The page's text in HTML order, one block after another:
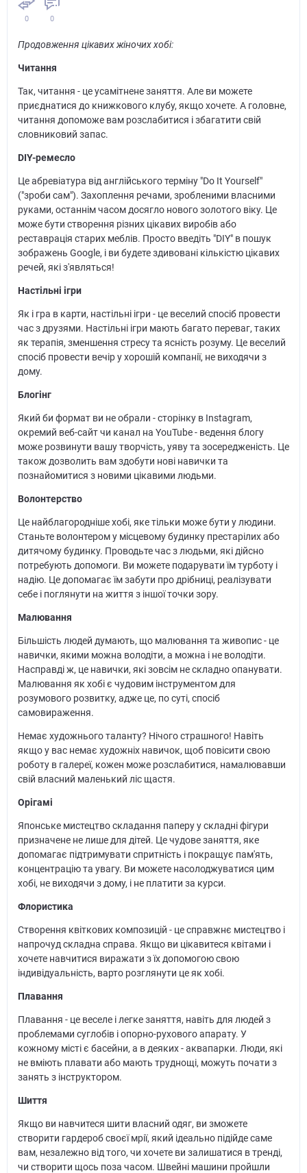
0 0
Продовження цікавих жіночих хобі:
Читання
Так, читання - це усамітнене заняття. Але ви можете
приєднатися до книжкового клубу, якщо хочете. А головне,
читання допоможе вам розслабитися і збагатити свій
словниковий запас.
DIY-ремесло
Це абревіатура від англійського терміну "Do It Yourself"
("зроби сам"). Захоплення речами, зробленими власними
руками, останнім часом досягло нового золотого віку. Це
може бути створення різних цікавих виробів або
реставрація старих меблів. Просто введіть "DIY" в пошук
зображень Google, і ви будете здивовані кількістю цікавих
речей, які з'являться!
Настільні ігри
Як і гра в карти, настільні ігри - це веселий спосіб провести
час з друзями. Настільні ігри мають багато переваг, таких
як терапія, зменшення стресу та ясність розуму. Це веселий
спосіб провести вечір у хорошій компанії, не виходячи з
дому.
Блогінг
Який би формат ви не обрали - сторінку в Instagram,
окремий веб-сайт чи канал на YouTube - ведення блогу
може розвинути вашу творчість, уяву та зосередженість. Це
також дозволить вам здобути нові навички та
познайомитися з новими цікавими людьми.
Волонтерство
Це найблагородніше хобі, яке тільки може бути у людини.
Станьте волонтером у місцевому будинку престарілих або
дитячому будинку. Проводьте час з людьми, які дійсно
потребують допомоги. Ви можете подарувати їм турботу і
надію. Це допомагає їм забути про дрібниці, реалізувати
себе і поглянути на життя з іншої точки зору.
Малювання
Більшість людей думають, що малювання та живопис - це
навички, якими можна володіти, а можна і не володіти.
Насправді ж, це навички, які зовсім не складно опанувати.
Малювання як хобі є чудовим інструментом для
розумового розвитку, адже це, по суті, спосіб
самовираження.
Немає художнього таланту? Нічого страшного! Навіть
якщо у вас немає художніх навичок, щоб повісити свою
роботу в галереї, кожен може розслабитися, намалювавши
свій власний маленький ліс щастя.
Орігамі
Японське мистецтво складання паперу у складні фігури
призначене не лише для дітей. Це чудове заняття, яке
допомагає підтримувати спритність і покращує пам'ять,
концентрацію та увагу. Ви можете насолоджуватися цим
хобі, не виходячи з дому, і не платити за курси.
Флористика
Створення квіткових композицій - це справжнє мистецтво і
напрочуд складна справа. Якщо ви цікавитеся квітами і
хочете навчитися виражати з їх допомогою свою
індивідуальність, варто розглянути це як хобі.
Плавання
Плавання - це веселе і легке заняття, навіть для людей з
проблемами суглобів і опорно-рухового апарату. У
кожному місті є басейни, а в деяких - аквапарки. Люди, які
не вміють плавати або мають труднощі, можуть почати з
занять з інструктором.
Шиття
Якщо ви навчитеся шити власний одяг, ви зможете
створити гардероб своєї мрії, який ідеально підійде саме
вам, незалежно від того, чи хочете ви залишатися в тренді,
чи створити щось поза часом. Швейні машини пройшли